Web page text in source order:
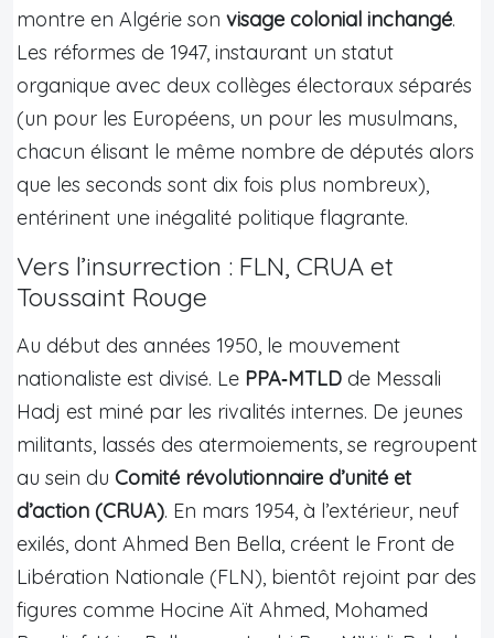
montre en Algérie son visage colonial inchangé.
Les réformes de 1947, instaurant un statut
organique avec deux collèges électoraux séparés
(un pour les Européens, un pour les musulmans,
chacun élisant le même nombre de députés alors
que les seconds sont dix fois plus nombreux),
entérinent une inégalité politique flagrante.
Vers l’insurrection : FLN, CRUA et
Toussaint Rouge
Au début des années 1950, le mouvement
nationaliste est divisé. Le PPA‑MTLD de Messali
Hadj est miné par les rivalités internes. De jeunes
militants, lassés des atermoiements, se regroupent
au sein du Comité révolutionnaire d’unité et
d’action (CRUA). En mars 1954, à l’extérieur, neuf
exilés, dont Ahmed Ben Bella, créent le Front de
Libération Nationale (FLN), bientôt rejoint par des
figures comme Hocine Aït Ahmed, Mohamed